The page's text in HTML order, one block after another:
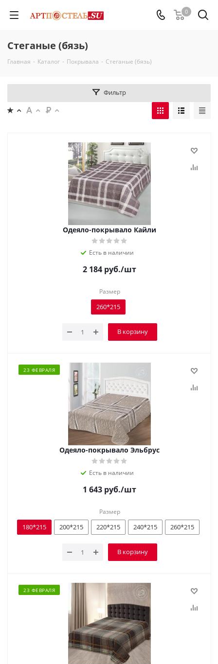
0
Стеганые (бязь)
Главная - Каталог - Покрывала - Стеганые (бязь)
Фильтр
Одеяло-покрывало Кайли
Есть в наличии
2 184 руб./шт
Размер
260*215
В корзину
23 ФЕВРАЛЯ
Одеяло-покрывало Эльбрус
Есть в наличии
1 643 руб./шт
Размер
180*215 200*215 220*215 240*215 260*215
В корзину
23 ФЕВРАЛЯ